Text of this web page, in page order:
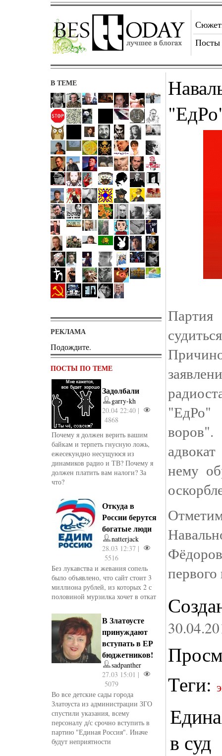
Посты
В ТЕМЕ
РЕКЛАМА
Подождите.
ПОСТЫ ПО ТЕМЕ
Задолбали
garry-kh
20.04 22:40 |
4868
Почему я должен верить вашим
байкам и терпеть гнусную ложь,
ежесекундно несущуюся из
динамиков радио и ТВ? Почему я
должен платить вам налоги? За
что?
Откуда в
России берутся
богатые люди
natterjack
28.03 12:37 |
5516
Без лукавства и жевания сопель
было объявлено, что сайт стоит 3
миллиона рублей, из которых 2 с
половиной мурзилка хочет в откат
В Златоусте
принуждают
вступать в ЕР
бюджетников!
sadpanther
27.03 15:01 |
5079
Во все детские сады города
Златоуста из администрации ЗГО
спустили указания, всему
персоналу д/с срочно вступить в
партию "Единая Россия". Иначе
будут неприятности
"ЕдРо"
нему
Теги:
в суд